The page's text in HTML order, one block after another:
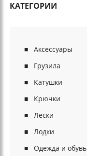
КАТЕГОРИИ
Аксессуары
Грузила
Катушки
Крючки
Лески
Лодки
Одежда и обувь